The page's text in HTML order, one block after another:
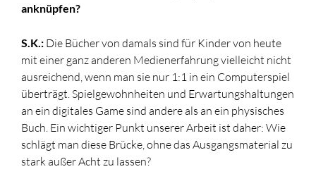
anknüpfen?
S.K.: Die Bücher von damals sind für Kinder von heute
mit einer ganz anderen Medienerfahrung vielleicht nicht
ausreichend, wenn man sie nur 1:1 in ein Computerspiel
überträgt. Spielgewohnheiten und Erwartungshaltungen
an ein digitales Game sind andere als an ein physisches
Buch. Ein wichtiger Punkt unserer Arbeit ist daher: Wie
schlägt man diese Brücke, ohne das Ausgangsmaterial zu
stark außer Acht zu lassen?